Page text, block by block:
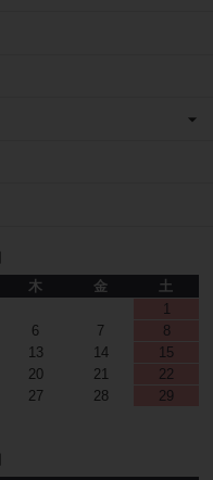
木 金
土
1
6 7
8
13 14
15
20 21
22
27 28
29